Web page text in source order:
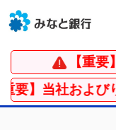
【重要
要】当社および